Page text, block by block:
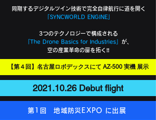
同期するデジタルツイン技術で完全自律航行に道を開く
「SYNCWORLD ENGINE」
3つのテクノロジーで構成される
「The Drone Basics for Industries」 が、
空の産業革命の扉を拓く‼
【第４回】名古屋ロボデックスにて AZ-500 実機 展示
2021.10.26 Debut flight
第1回 地域防災EXPO に出展